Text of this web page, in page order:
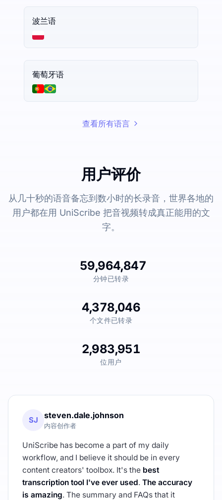
波兰语
葡萄牙语
查看所有语言
用户评价
从几十秒的语音备忘到数小时的长录音，世界各地的
用户都在用 UniScribe 把音视频转成真正能用的文
字。
59,964,847
分钟已转录
4,378,046
个文件已转录
2,983,951
位用户
SJ steven.dale.johnson
内容创作者
UniScribe has become a part of my daily
workflow, and I believe it should be in every
content creators' toolbox. It's the best
transcription tool I've ever used. The accuracy
is amazing. The summary and FAQs that it